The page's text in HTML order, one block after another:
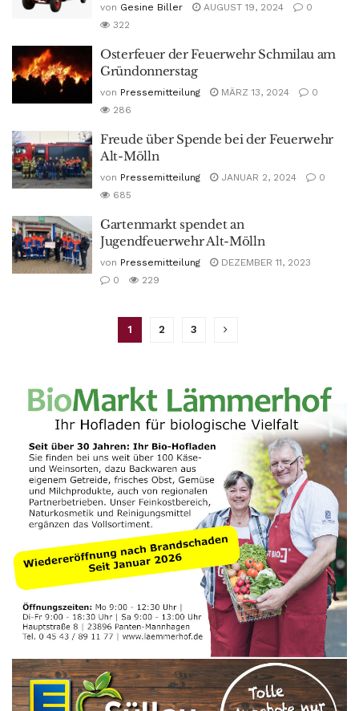
von Gesine Biller AUGUST 19, 2024
0
322
Osterfeuer der Feuerwehr Schmilau am
Gründonnerstag
von Pressemitteilung MÄRZ 13, 2024
0
286
Freude über Spende bei der Feuerwehr
Alt-Mölln
von Pressemitteilung JANUAR 2, 2024
0
685
Gartenmarkt spendet an
Jugendfeuerwehr Alt-Mölln
von Pressemitteilung
DEZEMBER 11, 2023
0
229
1 2 3